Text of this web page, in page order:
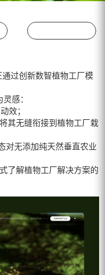
通过创新数智植物工厂模
感：
效；
其无缝衔接到植物工厂栽
对无添加纯天然垂直农业
了解植物工厂解决方案的